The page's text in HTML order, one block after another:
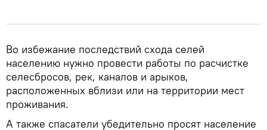
Во избежание последствий схода селей
населению нужно провести работы по расчистке
селесбросов, рек, каналов и арыков,
расположенных вблизи или на территории мест
проживания.
А также спасатели убедительно просят население